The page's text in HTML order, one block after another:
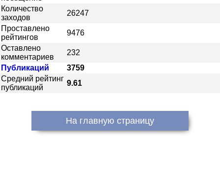
Количество
заходов
26247
Проставлено
рейтингов
9476
Оставлено
комментариев
232
Публикаций
3759
Средний рейтинг
публикаций
9.61
На главную страницу